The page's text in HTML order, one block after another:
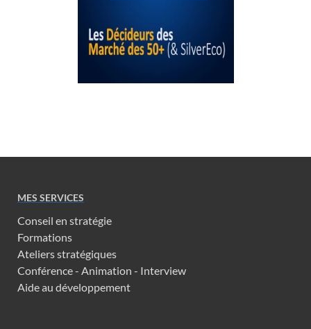
MES SERVICES
Conseil en stratégie
Formations
Ateliers stratégiques
Conférence - Animation - Interview
Aide au développement